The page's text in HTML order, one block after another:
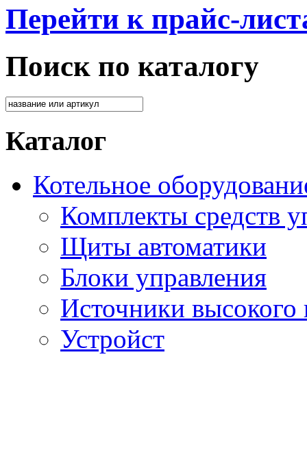
Перейти к прайс-
Поиск по каталогу
Каталог
Котельное
Комплекты средств
Щиты автоматики
Блоки управления
Источники высокого
Устройст